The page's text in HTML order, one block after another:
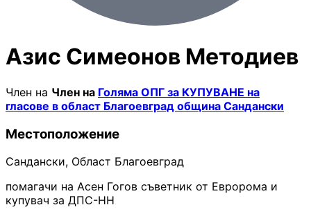
Азис Симеонов Методиев
Член на Член на Голяма ОПГ за КУПУВАНЕ на
гласове в област Благоевград община Сандански
Местоположение
Сандански, Oбласт Благоевград
помагачи на Асен Гогов съветник от Евророма и
купувач за ДПС-НН